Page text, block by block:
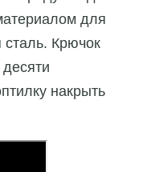
для
Крючок
накрыть